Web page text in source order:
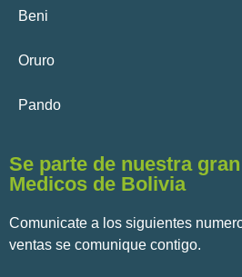
Beni
Oruro
Pando
Se parte de nuestra
Medicos de Bolivia
Comunicate a los siguientes
ventas se comunique contigo.